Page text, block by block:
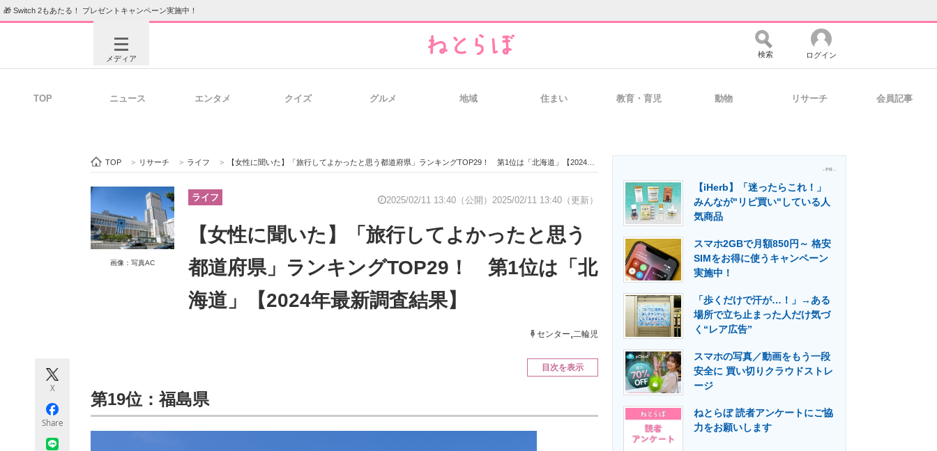
🎁 Switch 2もあたる！ プレゼントキャンペーン実施中！
メディア
ビジネスと働き方のヒント 経営リーダーのコミュニティ マーケ×ITの今がよく分かる
ITエンジニア向け専門サイト 製造業のIT導入・活用を支援
エネルギーの専門メディア 建設×テクノロジーの最前線
検索 ログイン
TOP ニュース エンタメ クイズ グルメ 地域 住まい 教育・育児 動物 リサーチ 会員記事
TOP > リサーチ > ライフ > 【女性に聞いた】「旅行してよかったと思う都道府県」ランキングTOP29！ 第1位は「北海道」【2024年最新調査結果】
画像：写真AC
ライフ 2025/02/11 13:40（公開） 2025/02/11 13:40（更新）
【女性に聞いた】「旅行してよかったと思う
都道府県」ランキングTOP29！ 第1位は「北
海道」【2024年最新調査結果】
センター,二輪児
X
Share
目次を表示
第19位：福島県
- PR -
【iHerb】「迷ったらこれ！」
みんなが"リピ買い"している人
気商品
スマホ2GBで月額850円～ 格安
SIMをお得に使うキャンペーン
実施中！
「歩くだけで汗が…！」→ある
場所で立ち止まった人だけ気づ
く“レア広告”
スマホの写真／動画をもう一段
安全に 買い切りクラウドストレ
ージ
ねとらぼ 読者アンケートにご協
力をお願いします